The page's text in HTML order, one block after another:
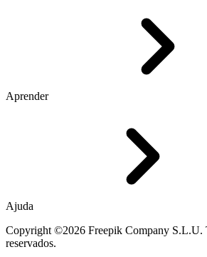
Aprender
Ajuda
Copyright ©2026 Freepik Company S.L.U.
reservados.